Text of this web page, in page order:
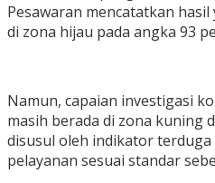
Pesawaran mencatatkan
di zona hijau pada angka 93
Namun, capaian investigasi
masih berada di zona kuning
disusul oleh indikator terduga
pelayanan sesuai standar